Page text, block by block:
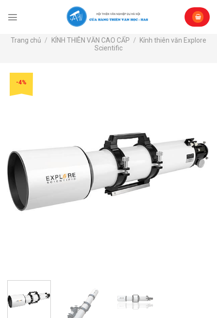
Trang chủ / KÍNH THIÊN VĂN CAO CẤP /
Kính thiên văn Explore
Scientific
-4%